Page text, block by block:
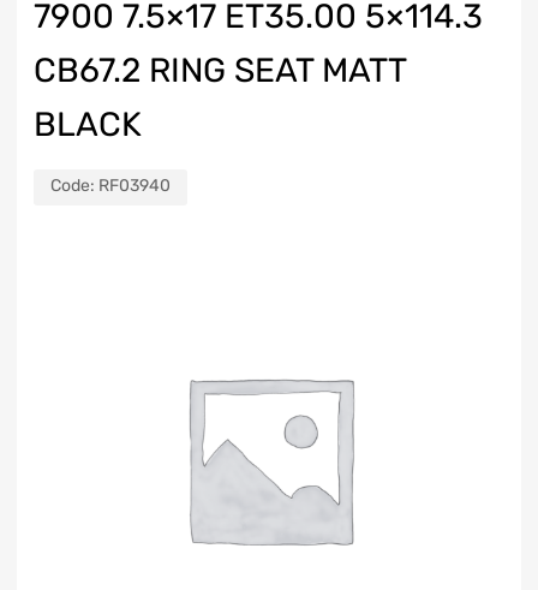
7900 7.5×17 ET35.00 5×114.3
CB67.2 RING SEAT MATT
BLACK
Code: RF03940